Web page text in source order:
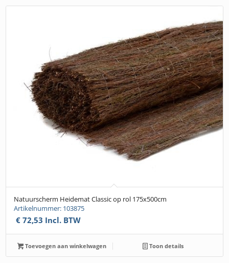
Natuurscherm Heidemat Classic op rol 175x500cm
Artikelnummer: 103875
€ 72,53 Incl. BTW
Toevoegen aan winkelwagen Toon details